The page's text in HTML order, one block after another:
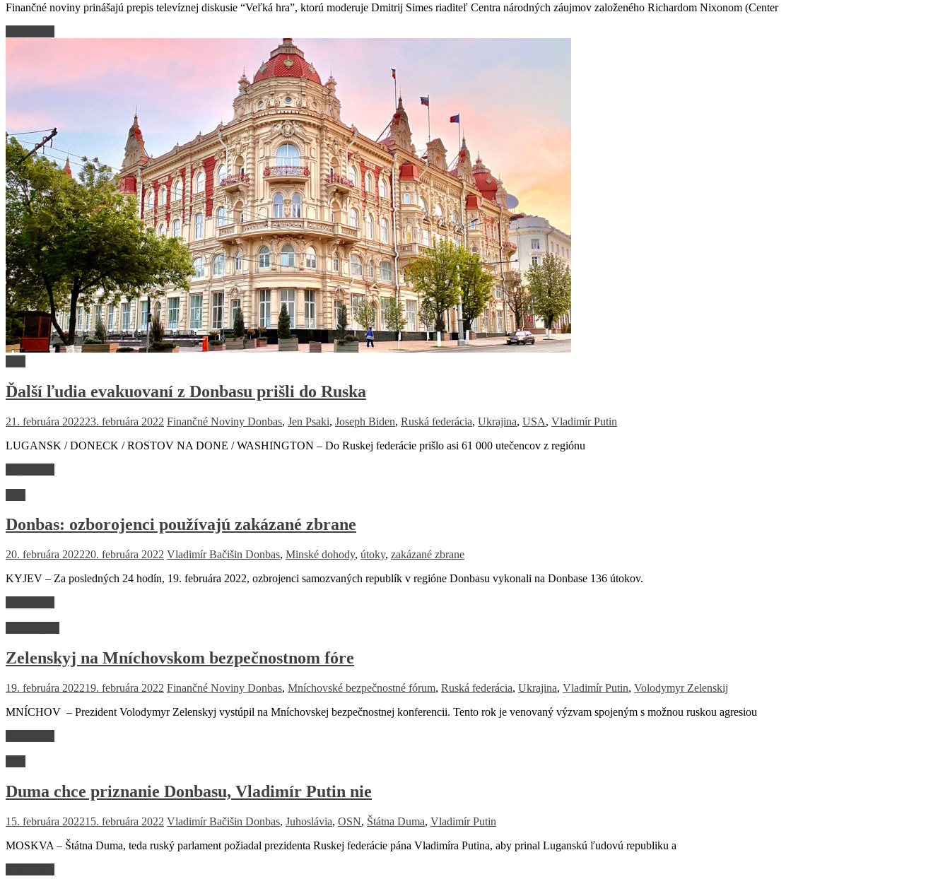
Finančné noviny prinášajú prepis televíznej diskusie “Veľká hra”, ktorú moderuje Dmitrij Simes riaditeľ Centra národných záujmov založeného Richardom Nixonom (Center
Ďalší ľudia evakuovaní z Donbasu prišli do Ruska
21. februára 202223. februára 2022 Finančné Noviny Donbas, Jen Psaki, Joseph Biden, Ruská federácia, Ukrajina, USA, Vladimír Putin
LUGANSK / DONECK / ROSTOV NA DONE / WASHINGTON – Do Ruskej federácie prišlo asi 61 000 utečencov z regiónu
Donbas: ozborojenci používajú zakázané zbrane
20. februára 202220. februára 2022 Vladimír Bačišin Donbas, Minské dohody, útoky, zakázané zbrane
KYJEV – Za posledných 24 hodín, 19. februára 2022, ozbrojenci samozvaných republík v regióne Donbasu vykonali na Donbase 136 útokov.
Zelenskyj na Mníchovskom bezpečnostnom fóre
19. februára 202219. februára 2022 Finančné Noviny Donbas, Mníchovské bezpečnostné fórum, Ruská federácia, Ukrajina, Vladimír Putin, Volodymyr Zelenskij
MNÍCHOV – Prezident Volodymyr Zelenskyj vystúpil na Mníchovskej bezpečnostnej konferencii. Tento rok je venovaný výzvam spojeným s možnou ruskou agresiou
Duma chce priznanie Donbasu, Vladimír Putin nie
15. februára 202215. februára 2022 Vladimír Bačišin Donbas, Juhoslávia, OSN, Štátna Duma, Vladimír Putin
MOSKVA – Štátna Duma, teda ruský parlament požiadal prezidenta Ruskej federácie pána Vladimíra Putina, aby prinal Luganskú ľudovú republiku a